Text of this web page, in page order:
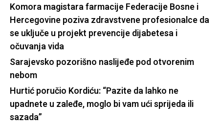
Komora magistara farmacije Federacije Bosne i
Hercegovine poziva zdravstvene profesionalce da
se uključe u projekt prevencije dijabetesa i
očuvanja vida
Sarajevsko pozorišno naslijeđe pod otvorenim
nebom
Hurtić poručio Kordiću: “Pazite da lahko ne
upadnete u zaleđe, moglo bi vam ući sprijeda ili
sazada”